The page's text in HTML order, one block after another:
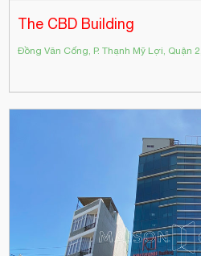
The CBD Building
Đồng Văn Cống, P. Thạnh Mỹ Lợi, Quận